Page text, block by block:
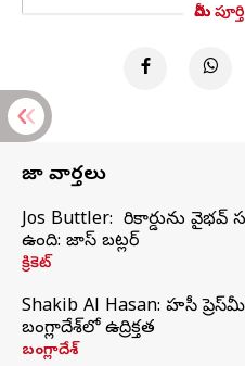
మీరు
తాజా వార్తలు
Jos Buttler: నా రికార్డును
ఉంది: జాస్ బట్లర్
క్రికెట్
Shakib Al Hasan: హసీనా
బంగ్లాదేశ్‌లో ఉద్రిక్తత
బంగ్లాదేశ్